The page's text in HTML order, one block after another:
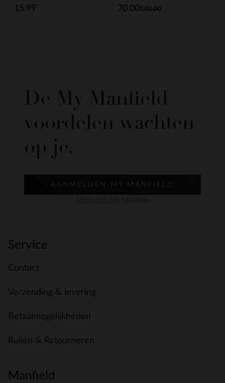
15.99 140.00
70.00
De My Manfield
voordelen wachten
op je.
AANMELDEN MY MANFIELD
Service
Contact
Verzending & levering
Betaalmogelijkheden
Ruilen & Retourneren
Manfield